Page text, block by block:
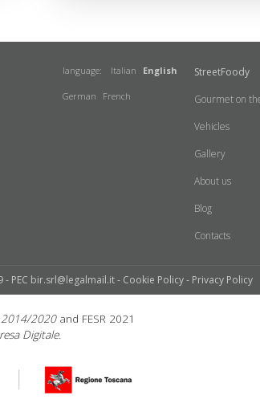
StreetFoody
Gourmet on
Vehicles
Gallery
About us
Blog
Contacts
language: Italian English
German French
- PEC bir.srl@legalmail.it - Cookie Policy- Privacy Policy
2014/2020and FESR 2021
Digitale.